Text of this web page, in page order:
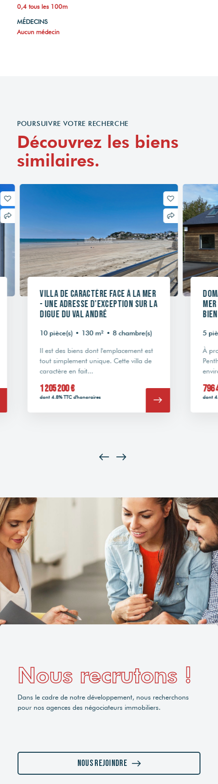
0,4 tous les 100m
MÉDECINS
Aucun médecin
POURSUIVRE VOTRE RECHERCHE
Découvrez les biens
similaires.
Villa de caractère face à la mer
- Une adresse d'exception sur la
digue du Val André
10 pièce(s) • 130 m² • 8 chambre(s)
Il est des biens dont l'emplacement est
tout simplement unique. Cette villa de
caractère en fait...
1 205 200 €
dont 4.8% TTC d'honoraires
5
À
796
dont
Nous recrutons !
Dans le cadre de notre développement, nous recherchons
pour nos agences des négociateurs immobiliers.
Nous rejoindre